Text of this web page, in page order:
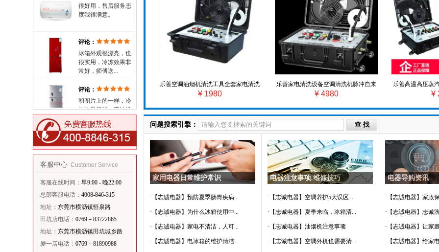
冰箱外观很漂亮，也
常好，师傅送...
评论：
和图片上的一样，冷
货师傅有点慢...
评论：
颜色很漂亮也很大
气，是我喜欢的款
式，也很好用.....
外观一般，制冷效果
我很满意。
评论：
产品很省电，50升刚
而且安装师...
乐善空调油烟机清洗工具全套家电清洗
油烟多功能一体高温高压蒸汽清洁机
¥ 1980
乐善家电清洗设备空调清洗机脉冲自来
水管道清洗机高压高温蒸汽清洁机
¥ 4980
乐善高温高压蒸
备油烟机空
¥
客服中心 Customer Service
客服在线时间： 早9:00 - 晚22:00
总部客服电话： 4008-846-315
地址： 东莞市横沥镇恒泉路
田坑店电话： 0769－83722865
地址： 东莞市横沥镇田坑城乡路
爱一店电话： 0769－81890988
问题搜索引擎：
家用电器日常维护常识
· 【志诚电器】预防夏季肠胃疾病...
· 【志诚电器】为什么冰箱使用中...
· 【志诚电器】家电不清洁，人可...
· 【志诚电器】电冰箱的维护清洁...
电器注意事项.维修技巧
· 【志诚电器】空调养护5大误区...
· 【志诚电器】夏季来临，冰箱清...
· 【志诚电器】油烟机注意事项
· 【志诚电器】空调外机也需要清...
电器导购资讯
· 【志诚电器】家政
· 【志诚电器】志诚
· 【志诚电器】让家
· 【志诚电器】给家